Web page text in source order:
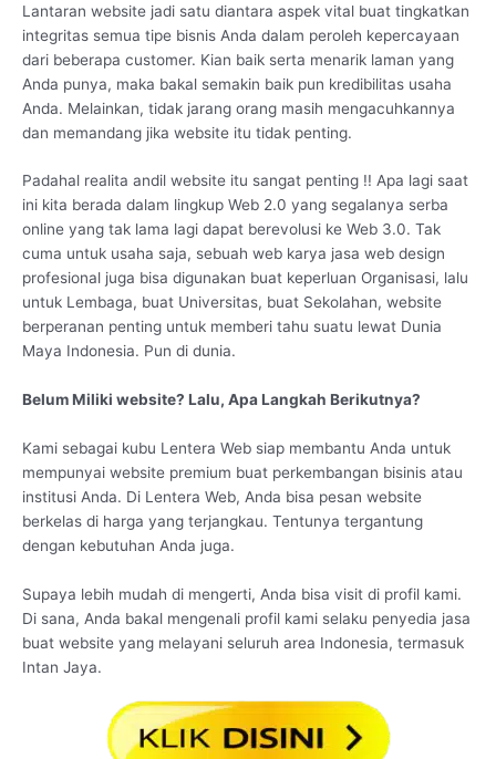
Lantaran website jadi satu diantara aspek vital buat tingkatkan
integritas semua tipe bisnis Anda dalam peroleh kepercayaan
dari beberapa customer. Kian baik serta menarik laman yang
Anda punya, maka bakal semakin baik pun kredibilitas usaha
Anda. Melainkan, tidak jarang orang masih mengacuhkannya
dan memandang jika website itu tidak penting.
Padahal realita andil website itu sangat penting !! Apa lagi saat
ini kita berada dalam lingkup Web 2.0 yang segalanya serba
online yang tak lama lagi dapat berevolusi ke Web 3.0. Tak
cuma untuk usaha saja, sebuah web karya jasa web design
profesional juga bisa digunakan buat keperluan Organisasi, lalu
untuk Lembaga, buat Universitas, buat Sekolahan, website
berperanan penting untuk memberi tahu suatu lewat Dunia
Maya Indonesia. Pun di dunia.
Belum Miliki website? Lalu, Apa Langkah Berikutnya?
Kami sebagai kubu Lentera Web siap membantu Anda untuk
mempunyai website premium buat perkembangan bisinis atau
institusi Anda. Di Lentera Web, Anda bisa pesan website
berkelas di harga yang terjangkau. Tentunya tergantung
dengan kebutuhan Anda juga.
Supaya lebih mudah di mengerti, Anda bisa visit di profil kami.
Di sana, Anda bakal mengenali profil kami selaku penyedia jasa
buat website yang melayani seluruh area Indonesia, termasuk
Intan Jaya.